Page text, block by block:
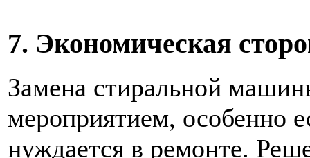
7. Экономическая
Замена стиральной
мероприятием, особенно
нуждается в ремонте.